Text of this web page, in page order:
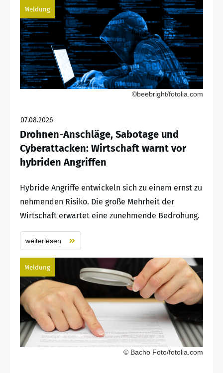
Meldung
©beebright/fotolia.com
07.08.2026
Drohnen-Anschläge, Sabotage und
Cyberattacken: Wirtschaft warnt vor
hybriden Angriffen
Hybride Angriffe entwickeln sich zu einem ernst zu
nehmenden Risiko. Die große Mehrheit der
Wirtschaft erwartet eine zunehmende Bedrohung.
weiterlesen
Meldung
© Bacho Foto/fotolia.com